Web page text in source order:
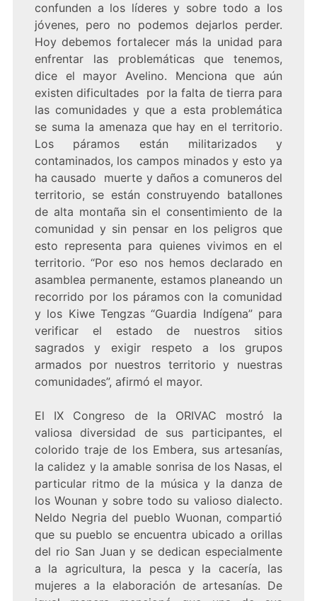
confunden a los líderes y sobre todo a los
jóvenes, pero no podemos dejarlos perder.
Hoy debemos fortalecer más la unidad para
enfrentar las problemáticas que tenemos,
dice el mayor Avelino. Menciona que aún
existen dificultades por la falta de tierra para
las comunidades y que a esta problemática
se suma la amenaza que hay en el territorio.
Los páramos están militarizados y
contaminados, los campos minados y esto ya
ha causado muerte y daños a comuneros del
territorio, se están construyendo batallones
de alta montaña sin el consentimiento de la
comunidad y sin pensar en los peligros que
esto representa para quienes vivimos en el
territorio. “Por eso nos hemos declarado en
asamblea permanente, estamos planeando un
recorrido por los páramos con la comunidad
y los Kiwe Tengzas “Guardia Indígena” para
verificar el estado de nuestros sitios
sagrados y exigir respeto a los grupos
armados por nuestros territorio y nuestras
comunidades”, afirmó el mayor.
El IX Congreso de la ORIVAC mostró la
valiosa diversidad de sus participantes, el
colorido traje de los Embera, sus artesanías,
la calidez y la amable sonrisa de los Nasas, el
particular ritmo de la música y la danza de
los Wounan y sobre todo su valioso dialecto.
Neldo Negria del pueblo Wuonan, compartió
que su pueblo se encuentra ubicado a orillas
del rio San Juan y se dedican especialmente
a la agricultura, la pesca y la cacería, las
mujeres a la elaboración de artesanías. De